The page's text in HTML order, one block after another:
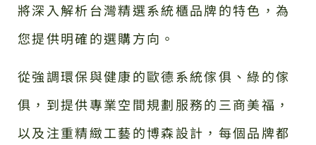
將深入解析台灣精選系統櫃品牌的特色，為
您提供明確的選購方向。
從強調環保與健康的歐德系統傢俱、綠的傢
俱，到提供專業空間規劃服務的三商美福，
以及注重精緻工藝的博森設計，每個品牌都